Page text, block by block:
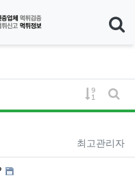
게시물
게
등록자
최고관리자